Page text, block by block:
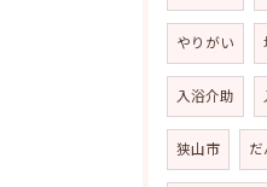
やりがい
入浴介助
狭山市 だ